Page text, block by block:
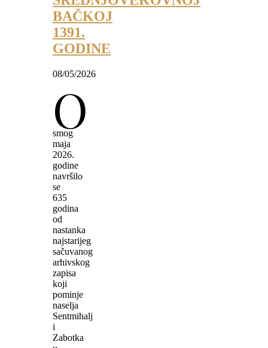
BAČKOJ
1391.
GODINE
08/05/2026
O
smog
maja
2026.
godine
navršilo
se
635
godina
od
nastanka
najstarijeg
sačuvanog
arhivskog
zapisa
koji
pominje
naselja
Sentmihalj
i
Zabotka